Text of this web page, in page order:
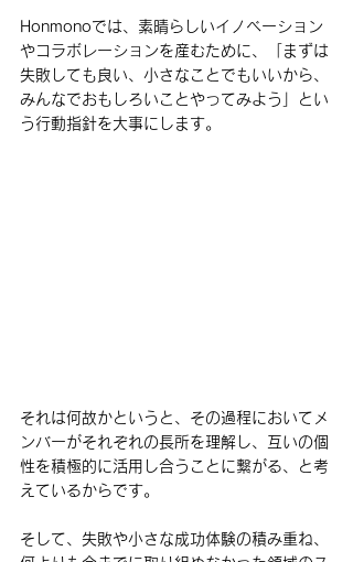
Honmonoでは、素晴らしいイノベーション
やコラボレーションを産むために、「まずは
失敗しても良い、小さなことでもいいから、
みんなでおもしろいことやってみよう」とい
う行動指針を大事にします。
それは何故かというと、その過程においてメ
ンバーがそれぞれの長所を理解し、互いの個
性を積極的に活用し合うことに繋がる、と考
えているからです。
そして、失敗や小さな成功体験の積み重ね、